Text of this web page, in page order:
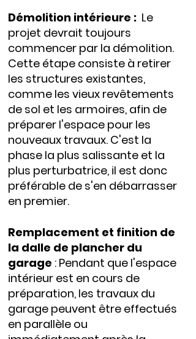
Démolition intérieure : Le
projet devrait toujours
commencer par la démolition.
Cette étape consiste à retirer
les structures existantes,
comme les vieux revêtements
de sol et les armoires, afin de
préparer l'espace pour les
nouveaux travaux. C'est la
phase la plus salissante et la
plus perturbatrice, il est donc
préférable de s'en débarrasser
en premier.
Remplacement et finition de
la dalle de plancher du
garage : Pendant que l'espace
intérieur est en cours de
préparation, les travaux du
garage peuvent être effectués
en parallèle ou